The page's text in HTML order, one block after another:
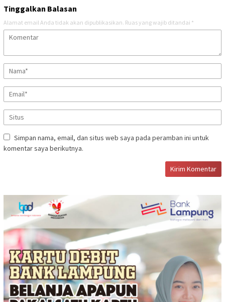
Tinggalkan Balasan
Alamat email Anda tidak akan dipublikasikan. Ruas yang wajib ditandai *
Simpan nama, email, dan situs web saya pada peramban ini untuk
komentar saya berikutnya.